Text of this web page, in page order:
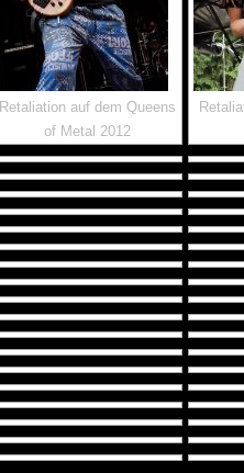
Retaliation auf dem Queens
of Metal 2012